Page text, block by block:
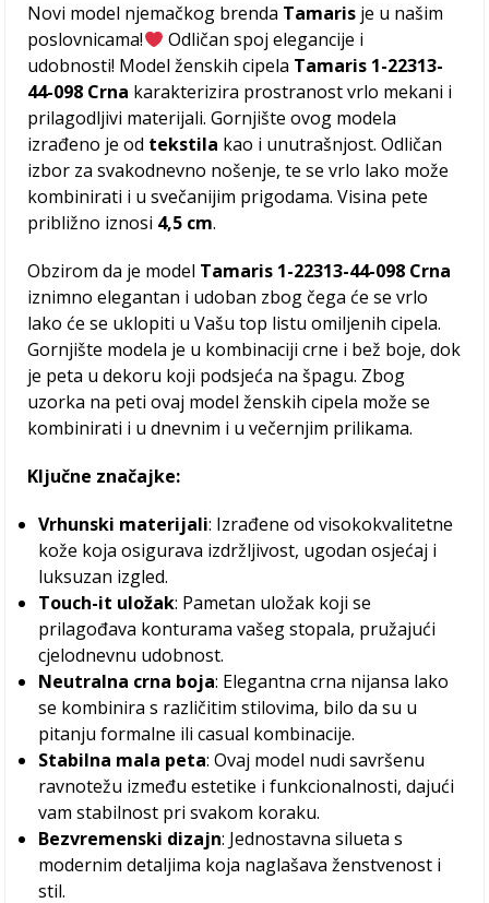
Novi model njemačkog brenda Tamaris je u našim
poslovnicama!
Odličan spoj elegancije i
udobnosti! Model ženskih cipela Tamaris 1-22313-
44-098 Crna karakterizira prostranost vrlo mekani i
prilagodljivi materijali. Gornjište ovog modela
izrađeno je od tekstila kao i unutrašnjost. Odličan
izbor za svakodnevno nošenje, te se vrlo lako može
kombinirati i u svečanijim prigodama. Visina pete
približno iznosi 4,5 cm.
Obzirom da je model Tamaris 1-22313-44-098 Crna
iznimno elegantan i udoban zbog čega će se vrlo
lako će se uklopiti u Vašu top listu omiljenih cipela.
Gornjište modela je u kombinaciji crne i bež boje, dok
je peta u dekoru koji podsjeća na špagu. Zbog
uzorka na peti ovaj model ženskih cipela može se
kombinirati i u dnevnim i u večernjim prilikama.
Ključne značajke:
Vrhunski materijali: Izrađene od visokokvalitetne
kože koja osigurava izdržljivost, ugodan osjećaj i
luksuzan izgled.
Touch-it uložak: Pametan uložak koji se
prilagođava konturama vašeg stopala, pružajući
cjelodnevnu udobnost.
Neutralna crna boja: Elegantna crna nijansa lako
se kombinira s različitim stilovima, bilo da su u
pitanju formalne ili casual kombinacije.
Stabilna mala peta: Ovaj model nudi savršenu
ravnotežu između estetike i funkcionalnosti, dajući
vam stabilnost pri svakom koraku.
Bezvremenski dizajn: Jednostavna silueta s
modernim detaljima koja naglašava ženstvenost i
stil.